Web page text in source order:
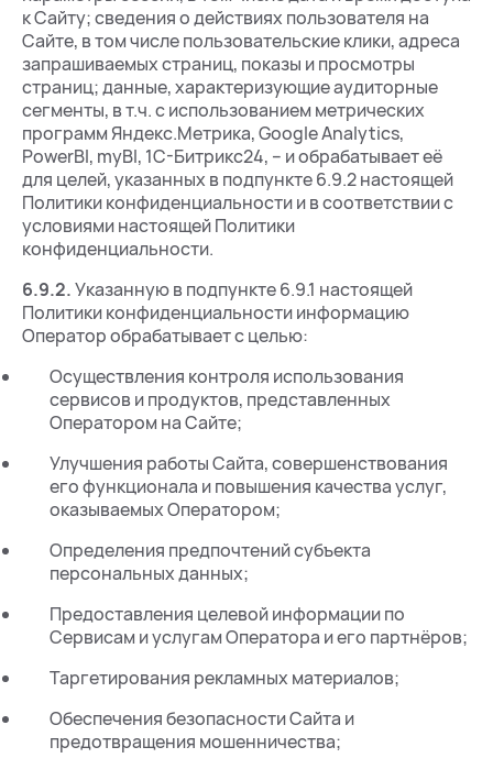
к Сайту; сведения о действиях пользователя на
Сайте, в том числе пользовательские клики, адреса
запрашиваемых страниц, показы и просмотры
страниц; данные, характеризующие аудиторные
сегменты, в т.ч. с использованием метрических
программ Яндекс.Метрика, Google Analytics,
PowerBI, myBI, 1С-Битрикс24, – и обрабатывает её
для целей, указанных в подпункте 6.9.2 настоящей
Политики конфиденциальности и в соответствии с
условиями настоящей Политики
конфиденциальности.
6.9.2.Указанную в подпункте 6.9.1 настоящей
Политики конфиденциальности информацию
Оператор обрабатывает с целью:
Осуществления контроля использования
сервисов и продуктов, представленных
Оператором на Сайте;
Улучшения работы Сайта, совершенствования
его функционала и повышения качества услуг,
оказываемых Оператором;
Определения предпочтений субъекта
персональных данных;
Предоставления целевой информации по
Сервисам и услугам Оператора и его партнёров;
Таргетирования рекламных материалов;
Обеспечения безопасности Сайта и
предотвращения мошенничества;